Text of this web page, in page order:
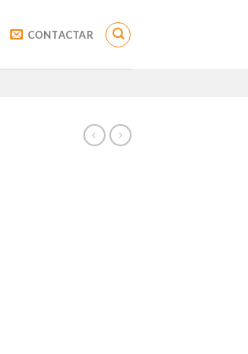
CONTACTAR